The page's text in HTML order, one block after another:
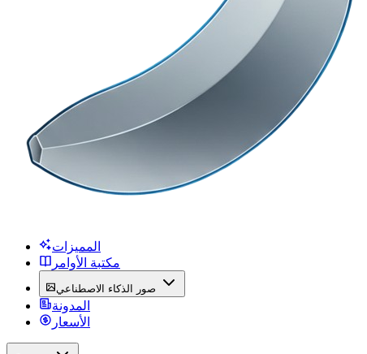
المميزات
مكتبة الأوامر
صور الذكاء الاصطناعي
المدونة
الأسعار